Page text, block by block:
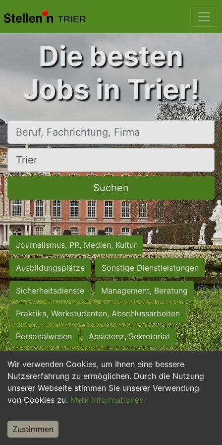
TRIER
Wir verwenden Cookies, um Ihnen eine bessere
Nutzererfahrung zu ermöglichen. Durch die Nutzung
unserer Webseite stimmen Sie unserer Verwendung
von Cookies zu. Mehr Informationen
Zustimmen
Die besten
Jobs in Trier!
Beruf, Fachrichtung, Firma
Ort, Stadt
Suchen
Journalismus, PR, Medien, Kultur
Ausbildungsplätze Sonstige Dienstleistungen
Sicherheitsdienste Management, Beratung
Praktika, Werkstudenten, Abschlussarbeiten
Personalwesen Assistenz, Sekretariat
Hilfskräfte, Aushilfs- und Nebenjobs
Einkauf, Logistik, Materialwirtschaft
Weiterbildung, Studium, duale Ausbildung
Tourismus